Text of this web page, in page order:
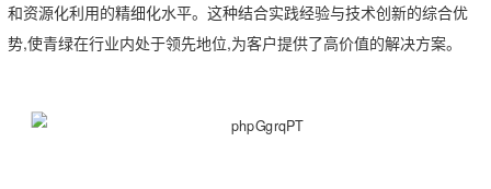
和资源化利用的精细化水平。这种结合实践经验与技术创新的综合优
势,使青绿在行业内处于领先地位,为客户提供了高价值的解决方案。